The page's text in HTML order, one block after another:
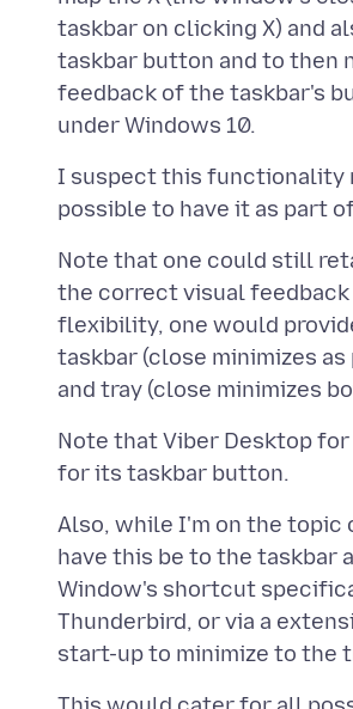
taskbar on clicking X) and
taskbar button and to then
feedback of the taskbar's
I suspect this functionality
Note that one could still
the correct visual
flexibility, one would
taskbar (close minimizes
Note that Viber Desktop
Also, while I'm on the topic
have this be to the taskbar
Window's shortcut
Thunderbird, or via a